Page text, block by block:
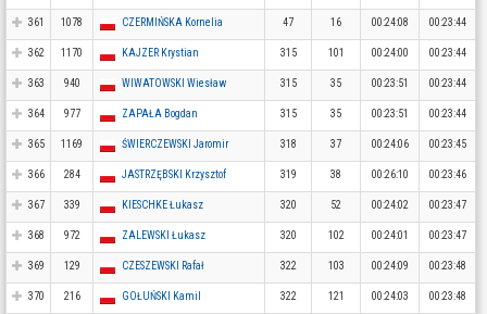
361 1078 CZERMIŃSKA Kornelia 47 16 00:24:08 00:23:44
362 1170 KAJZER Krystian 315 101 00:24:00 00:23:44
363 940 WIWATOWSKI Wiesław 315 35 00:23:51 00:23:44
364 977 ZAPAŁA Bogdan 315 35 00:23:51 00:23:44
365 1169 ŚWIERCZEWSKI Jaromir 318 37 00:24:06 00:23:45
366 284 JASTRZĘBSKI Krzysztof 319 38 00:26:10 00:23:46
367 339 KIESCHKE Łukasz 320 52 00:24:02 00:23:47
368 972 ZALEWSKI Łukasz 320 102 00:24:01 00:23:47
369 129 CZESZEWSKI Rafał 322 103 00:24:09 00:23:48
370 216 GOŁUŃSKI Kamil 322 121 00:24:03 00:23:48